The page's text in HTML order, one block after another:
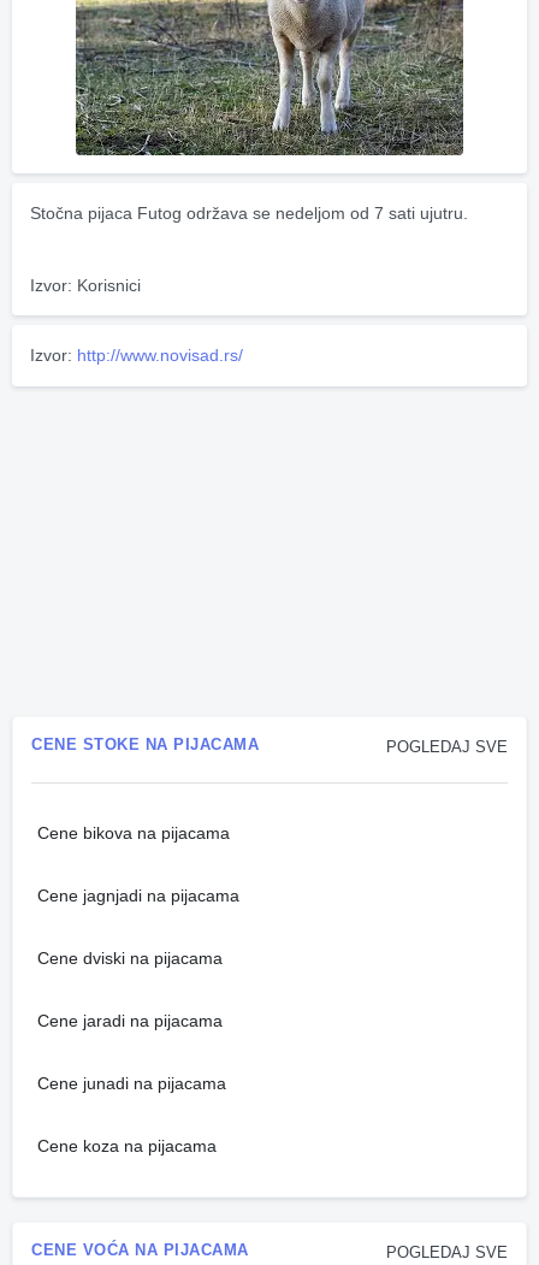
Stočna pijaca Futog održava se nedeljom od 7 sati ujutru.
Izvor: Korisnici
Izvor: http://www.novisad.rs/
POGLEDAJ SVE
CENE STOKE NA PIJACAMA
Cene bikova na pijacama
Cene jagnjadi na pijacama
Cene dviski na pijacama
Cene jaradi na pijacama
Cene junadi na pijacama
Cene koza na pijacama
POGLEDAJ SVE
CENE VOĆA NA PIJACAMA